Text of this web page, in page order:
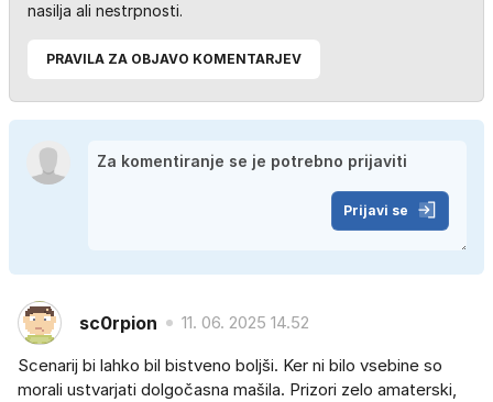
nasilja ali nestrpnosti.
PRAVILA ZA OBJAVO KOMENTARJEV
Prijavi se
sc0rpion 11. 06. 2025 14.52
Scenarij bi lahko bil bistveno boljši. Ker ni bilo vsebine so
morali ustvarjati dolgočasna mašila. Prizori zelo amaterski,